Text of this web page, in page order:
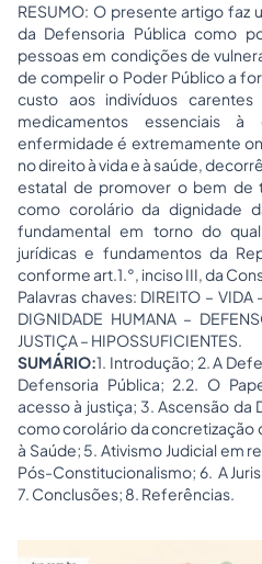
RESUMO: O presente artigo faz
da Defensoria Pública como
pessoas em condições de
de compelir o Poder Público a
custo aos indivíduos
medicamentos essenciais
enfermidade é extremamente
no direito à vida e à saúde,
estatal de promover o bem de
como corolário da dignidade
fundamental em torno do
jurídicas e fundamentos da
conforme art.1.°, inciso III, da
Palavras chaves: DIREITO –
DIGNIDADE HUMANA –
JUSTIÇA – HIPOSSUFICIENTES.
SUMÁRIO:1. Introdução; 2. A
Defensoria Pública; 2.2. O
acesso à justiça; 3. Ascensão da
como corolário da concretização
à Saúde; 5.Ativismo Judicialem
Pós-Constitucionalismo; 6. A
7. Conclusões; 8. Referências.